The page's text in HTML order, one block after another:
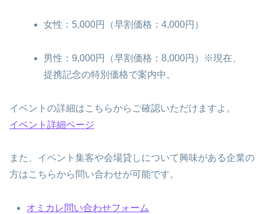
女性：5,000円（早割価格：4,000円）
男性：9,000円（早割価格：8,000円）※現在、
提携記念の特別価格で案内中。
イベントの詳細はこちらからご確認いただけますよ。
イベント詳細ページ
また、イベント集客や会場貸しについて興味がある企業の
方はこちらから問い合わせが可能です。
オミカレ問い合わせフォーム